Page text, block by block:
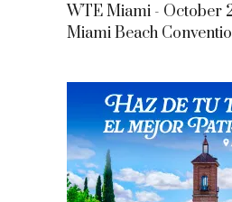
WTE Miami - October
Miami Beach